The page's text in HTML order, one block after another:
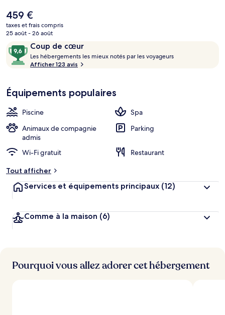
sont proposés au spa. Cet hôtel de luxe vous fait également profiter
d'une piscine couverte, d'un bar / salon et d'une salle de fitness.
Le
prix
actuel
de
459 €.
459 €
taxes et frais compris
25 août - 26 août
Avis
voyageurs
Coup de cœur
9,6
sur
10,
cœur
Les hébergements les mieux notés par les voyageurs
t
l
e
u
Afficher 123 avis
Équipements populaires
Piscine
Spa
Animaux de compagnie
admis
Parking
Wi-Fi gratuit
Restaurant
Tout afficher
Services et équipements principaux (12)
Comme à la maison (6)
Pourquoi vous allez adorer cet hébergement